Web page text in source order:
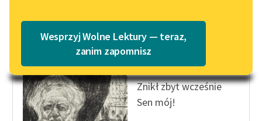
Lektury szkolne i klasyka
literatury do słuchania dla
uczennic i uczniów z
niepełnosprawnościami
E-kolekcja lektur
Katalog w formacie PDF
Wesprzyj Wolne Lektury — teraz,
zanim zapomnisz
Brand
Znikł zbyt wcześnie
Sen mój!